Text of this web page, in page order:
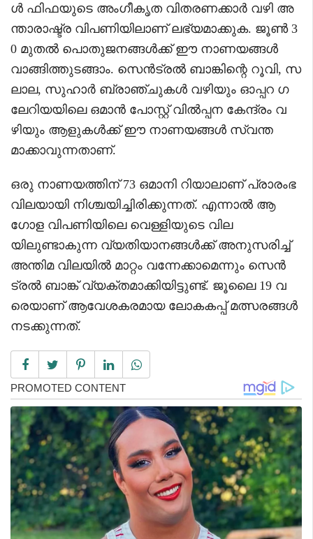
ൾ ഫിഫയുടെ അംഗീകൃത വിതരണക്കാർ വഴി അ
ന്താരാഷ്ട്ര വിപണിയിലാണ് ലഭ്യമാക്കുക. ജൂൺ 3
0 മുതൽ പൊതുജനങ്ങൾക്ക് ഈ നാണയങ്ങൾ
വാങ്ങിത്തുടങ്ങാം. സെൻട്രൽ ബാങ്കിന്റെ റൂവി, സ
ലാല, സുഹാർ ബ്രാഞ്ചുകൾ വഴിയും ഓപ്പറ ഗ
ലേറിയയിലെ ഒമാൻ പോസ്റ്റ് വിൽപ്പന കേന്ദ്രം വ
ഴിയും ആളുകൾക്ക് ഈ നാണയങ്ങൾ സ്വന്ത
മാക്കാവുന്നതാണ്.
ഒരു നാണയത്തിന് 73 ഒമാനി റിയാലാണ് പ്രാരംഭ
വിലയായി നിശ്ചയിച്ചിരിക്കുന്നത്. എന്നാൽ ആ
ഗോള വിപണിയിലെ വെള്ളിയുടെ വില
യിലുണ്ടാകുന്ന വ്യതിയാനങ്ങൾക്ക് അനുസരിച്ച്
അന്തിമ വിലയിൽ മാറ്റം വന്നേക്കാമെന്നും സെൻ
ട്രൽ ബാങ്ക് വ്യക്തമാക്കിയിട്ടുണ്ട്. ജൂലൈ 19 വ
രെയാണ് ആവേശകരമായ ലോകകപ്പ് മത്സരങ്ങൾ
നടക്കുന്നത്.